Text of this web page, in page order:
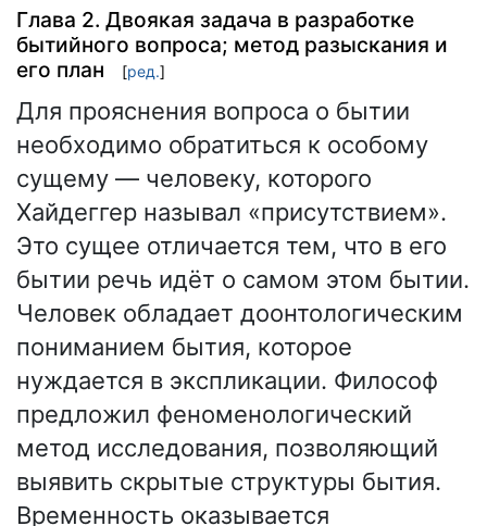
Глава 2. Двоякая задача в разработке
бытийного вопроса; метод разыскания и
его план
[ред.]
Для прояснения вопроса о бытии
необходимо обратиться к особому
сущему — человеку, которого
Хайдеггер называл «присутствием».
Это сущее отличается тем, что в его
бытии речь идёт о самом этом бытии.
Человек обладает доонтологическим
пониманием бытия, которое
нуждается в экспликации. Философ
предложил феноменологический
метод исследования, позволяющий
выявить скрытые структуры бытия.
Временность оказывается